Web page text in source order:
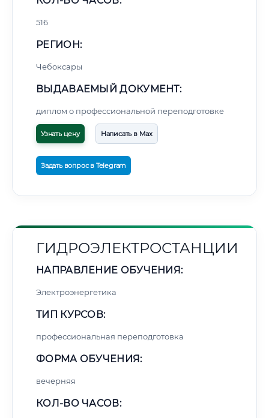
516
РЕГИОН:
Чебоксары
ВЫДАВАЕМЫЙ ДОКУМЕНТ:
диплом о профессиональной переподготовке
Узнать цену Написать в Max
Задать вопрос в Telegram
ГИДРОЭЛЕКТРОСТАНЦИИ
НАПРАВЛЕНИЕ ОБУЧЕНИЯ:
Электроэнергетика
ТИП КУРСОВ:
профессиональная переподготовка
ФОРМА ОБУЧЕНИЯ:
вечерняя
КОЛ-ВО ЧАСОВ: